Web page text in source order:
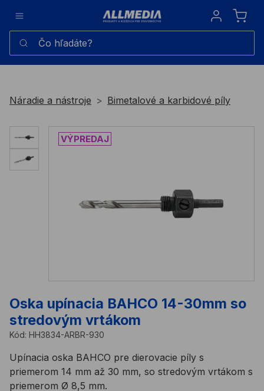
Sign in
Čo hľadáte?
Náradie a nástroje Bimetalové a karbidové píly
Oska upínacia BAHCO 14-30mm so
stredovým vrtákom
Kód: HH3834-ARBR-930
Upínacia oska BAHCO pre dierovacie píly s
priemerom 14 mm až 30 mm, so stredovým vrtákom s
priemerom Ø 8,5 mm.